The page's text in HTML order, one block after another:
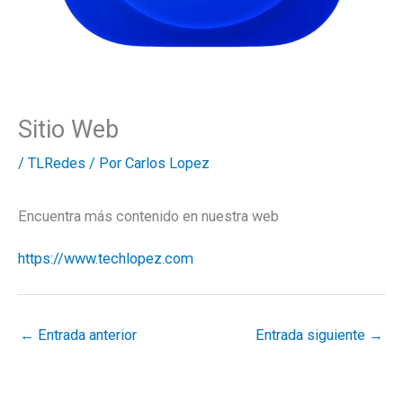
Sitio Web
/ TLRedes / Por Carlos Lopez
Encuentra más contenido en nuestra web
https://www.techlopez.com
← Entrada anterior Entrada siguiente →